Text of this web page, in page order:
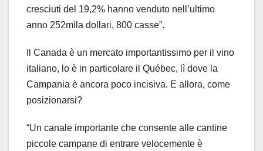
cresciuti del 19,2% hanno venduto nell’ultimo
anno 252mila dollari, 800 casse”.
Il Canada è un mercato importantissimo per il vino
italiano, lo è in particolare il Québec, lì dove la
Campania è ancora poco incisiva. E allora, come
posizionarsi?
“Un canale importante che consente alle cantine
piccole campane di entrare velocemente è